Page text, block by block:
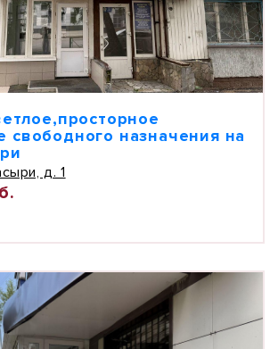
свободного назначения на
д. 1